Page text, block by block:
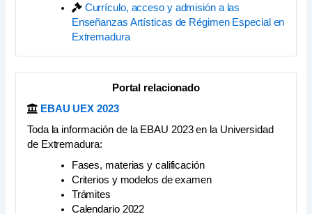
Currículo, acceso y admisión a las
Enseñanzas Artísticas de Régimen Especial en
Extremadura
Portal relacionado
EBAU UEX 2023
Toda la información de la EBAU 2023 en la Universidad
de Extremadura:
Fases, materias y calificación
Criterios y modelos de examen
Trámites
Calendario 2022